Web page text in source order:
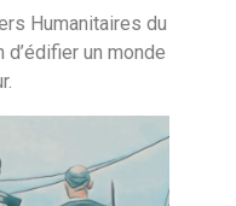
Humanitaires du
un monde